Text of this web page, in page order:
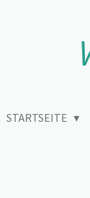
STARTSEITE